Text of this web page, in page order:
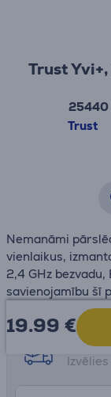
Trust
25440
Trust
Nemanāmi
vienlaikus,
2,4 GHz
savienojamību šī
19.99 €